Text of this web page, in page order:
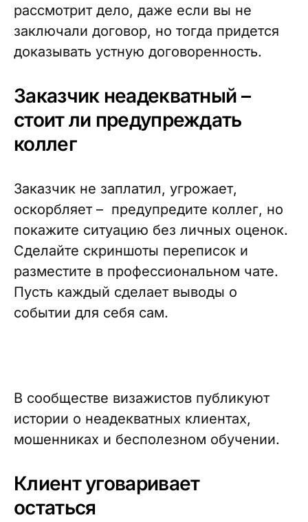
рассмотрит дело, даже если вы не
заключали договор, но тогда придется
доказывать устную договоренность.
Заказчик неадекватный –
стоит ли предупреждать
коллег
Заказчик не заплатил, угрожает,
оскорбляет – предупредите коллег, но
покажите ситуацию без личных оценок.
Сделайте скриншоты переписок и
разместите в профессиональном чате.
Пусть каждый сделает выводы о
событии для себя сам.
В сообществе визажистов публикуют
истории о неадекватных клиентах,
мошенниках и бесполезном обучении.
Клиент уговаривает
остаться